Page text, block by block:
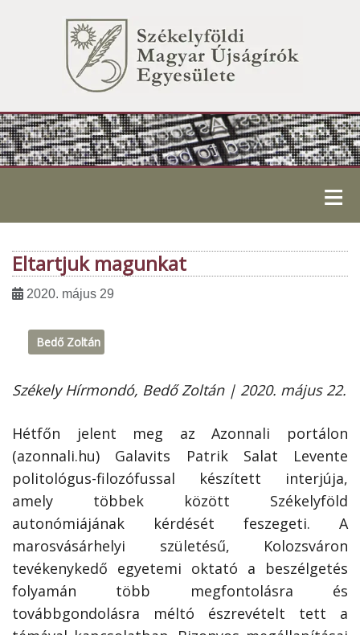
≡
Eltartjuk magunkat
2020. május 29
Bedő Zoltán
Székely Hírmondó, Bedő Zoltán | 2020. május 22.
Hétfőn jelent meg az Azonnali portálon
(azonnali.hu) Galavits Patrik Salat Levente
politológus-filozófussal készített interjúja,
amely többek között Székelyföld
autonómiájának kérdését feszegeti. A
marosvásárhelyi születésű, Kolozsváron
tevékenykedő egyetemi oktató a beszélgetés
folyamán több megfontolásra és
továbbgondolásra méltó észrevételt tett a